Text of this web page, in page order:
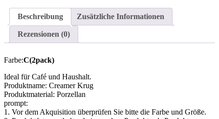
Beschreibung Zusätzliche Informationen
Rezensionen (0)
Farbe:C(2pack)
Ideal für Café und Haushalt.
Produktname: Creamer Krug
Produktmaterial: Porzellan
prompt:
1. Vor dem Akquisition überprüfen Sie bitte die Farbe und Größe.